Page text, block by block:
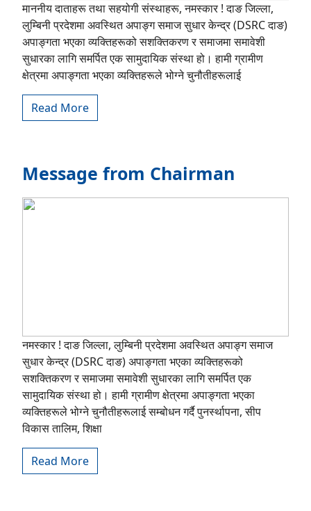
माननीय दाताहरू तथा सहयोगी संस्थाहरू, नमस्कार ! दाङ जिल्ला,
लुम्बिनी प्रदेशमा अवस्थित अपाङ्ग समाज सुधार केन्द्र (DSRC दाङ)
अपाङ्गता भएका व्यक्तिहरूको सशक्तिकरण र समाजमा समावेशी
सुधारका लागि समर्पित एक सामुदायिक संस्था हो। हामी ग्रामीण
क्षेत्रमा अपाङ्गता भएका व्यक्तिहरूले भोग्ने चुनौतीहरूलाई
Read More
Message from Chairman
नमस्कार ! दाङ जिल्ला, लुम्बिनी प्रदेशमा अवस्थित अपाङ्ग समाज
सुधार केन्द्र (DSRC दाङ) अपाङ्गता भएका व्यक्तिहरूको
सशक्तिकरण र समाजमा समावेशी सुधारका लागि समर्पित एक
सामुदायिक संस्था हो। हामी ग्रामीण क्षेत्रमा अपाङ्गता भएका
व्यक्तिहरूले भोग्ने चुनौतीहरूलाई सम्बोधन गर्दै पुनर्स्थापना, सीप
विकास तालिम, शिक्षा
Read More